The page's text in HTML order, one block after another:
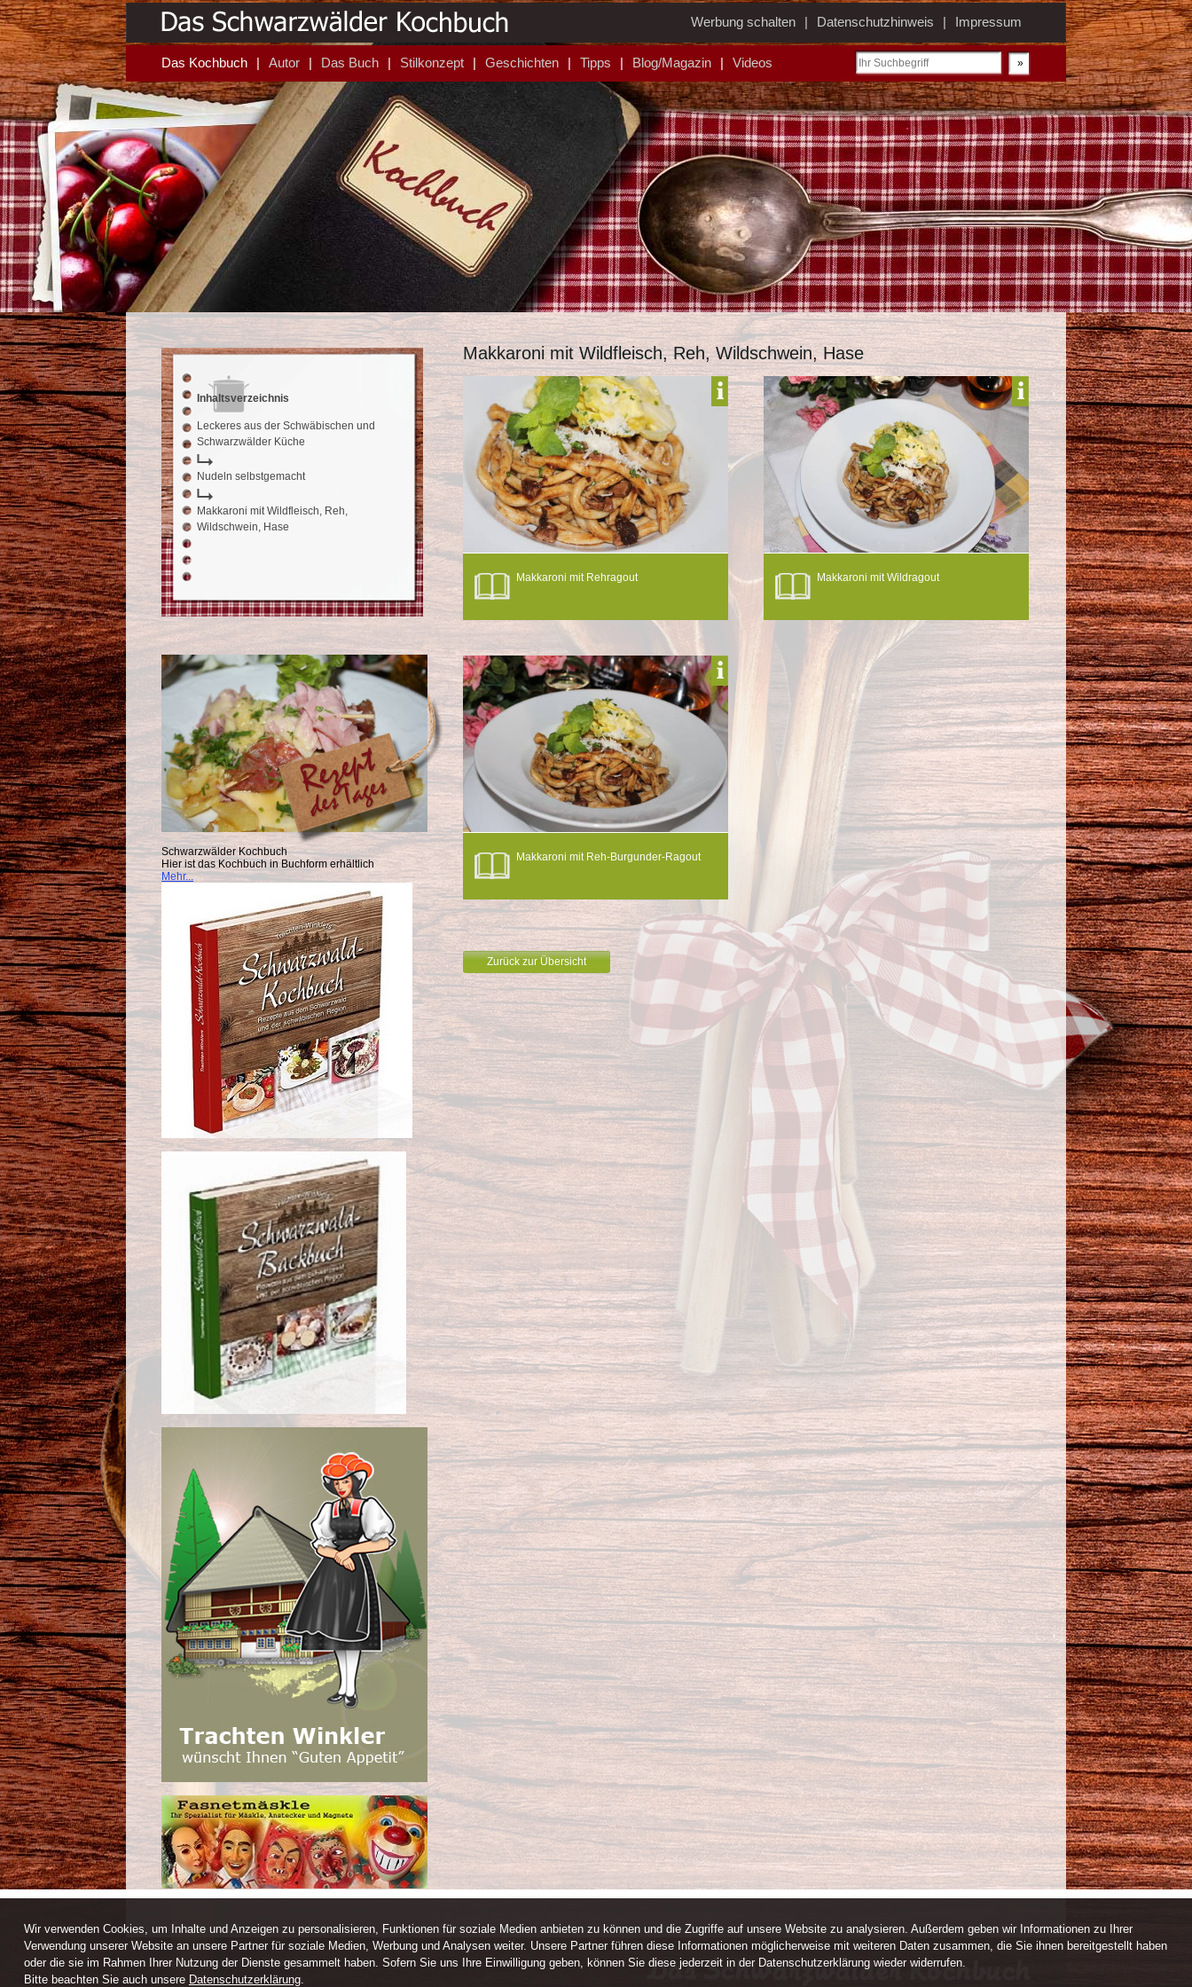
Werbung schalten Datenschutzhinweis Impressum
Das Kochbuch Autor Das Buch Stilkonzept Geschichten Tipps Blog/Magazin Videos
Makkaroni mit Wildfleisch, Reh, Wildschwein, Hase
Makkaroni mit Rehragout Makkaroni mit Wildragout
Makkaroni mit Reh-Burgunder-Ragout
Zurück zur Übersicht
Inhaltsverzeichnis
Leckeres aus der Schwäbischen und
Schwarzwälder Küche
Nudeln selbstgemacht
Makkaroni mit Wildfleisch, Reh,
Wildschwein, Hase
Schwarzwälder Kochbuch
Hier ist das Kochbuch in Buchform erhältlich
Mehr...
Webdesign / CMS by ARANES
Wir verwenden Cookies, um Inhalte und Anzeigen zu personalisieren, Funktionen für soziale Medien anbieten zu können und die Zugriffe auf unsere Website zu analysieren. Außerdem geben wir Informationen zu Ihrer
Verwendung unserer Website an unsere Partner für soziale Medien, Werbung und Analysen weiter. Unsere Partner führen diese Informationen möglicherweise mit weiteren Daten zusammen, die Sie ihnen bereitgestellt haben
oder die sie im Rahmen Ihrer Nutzung der Dienste gesammelt haben. Sofern Sie uns Ihre Einwilligung geben, können Sie diese jederzeit in der Datenschutzerklärung wieder widerrufen.
Bitte beachten Sie auch unsere Datenschutzerklärung.